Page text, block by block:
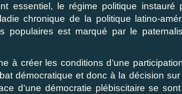
essentiel, le régime politique instauré
chronique de la politique latino-
populaires est marqué par le
à créer les conditions d’une
démocratique et donc à la décision
d’une démocratie plébiscitaire se